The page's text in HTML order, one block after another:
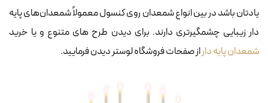
یادتان باشد در بین انواع شمعدان روی کنسول معمولاً شمعدان‌های پایه
دار زیبایی چشمگیرتری دارند. برای دیدن طرح های متنوع و یا خرید
شمعدان پایه داراز صفحات فروشگاه لوستر دیدن فرمایید.